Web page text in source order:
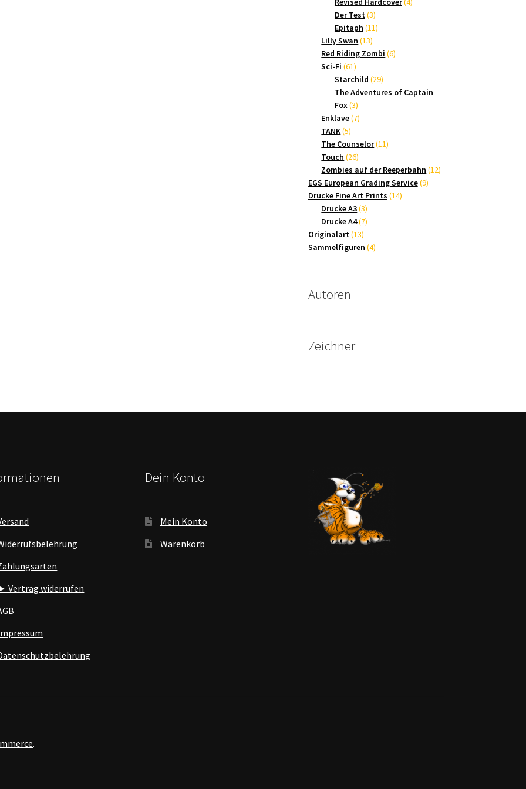
Der Test 33
Produkte
Epitaph 1111
Lilly Swan 1313
Produkte
Red Riding Zombi 66
Sci-Fi 6161
Produkte
Starchild 2929
Produkte
The Adventures of Captain
Fox 33
Produkte
Enklave 77
TANK 55
Produkte
The Counselor 1111
Touch 2626
Produkte
Zombies auf der Reeperbahn 1212
EGS European Grading Service 99
Drucke Fine Art Prints 1414
Drucke A3 33
Produkte
Drucke A4 77
Originalart 1313
Produkte
Sammelfiguren 44
Autoren
Zeichner
Vertrag widerrufen
Dein Konto
Mein Konto
Warenkorb
.